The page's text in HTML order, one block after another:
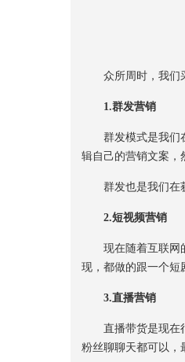
众所周时，我们采
1.群发营销
群发模式是我们在
辑自己的营销文案，
群发也是我们在获
2.短视频营销
现在随着互联网的
现，都做的跟一个短
3.直播营销
直播带货是现在很
粉丝聊聊天都可以，